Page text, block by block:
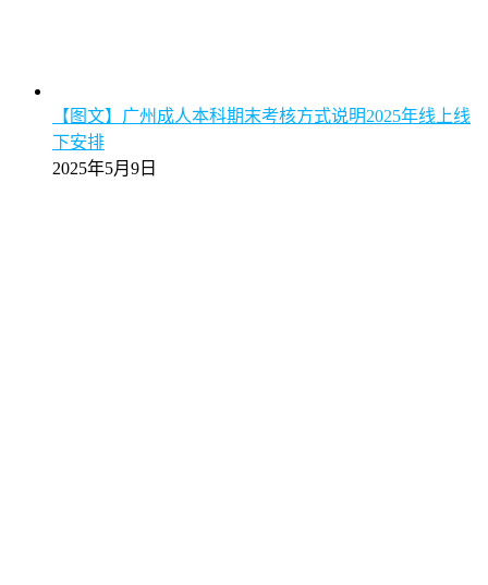
【图文】广州成人本科期末考核方式说明2025年线上线
下安排
2025年5月9日